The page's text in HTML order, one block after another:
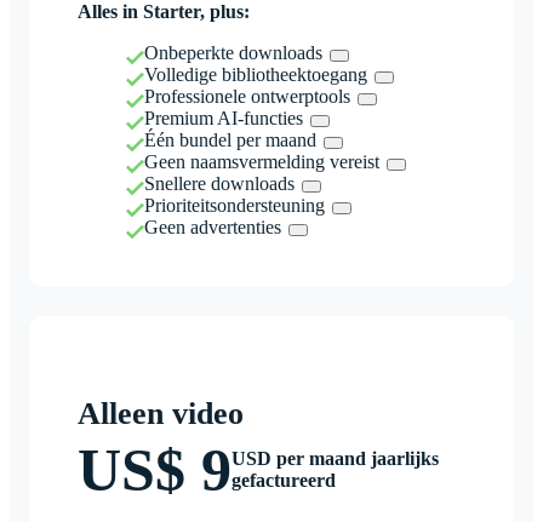
Alles in Starter, plus:
Onbeperkte downloads
Volledige bibliotheektoegang
Professionele ontwerptools
Premium AI-functies
Één bundel per maand
Geen naamsvermelding vereist
Snellere downloads
Prioriteitsondersteuning
Geen advertenties
Alleen video
US$ 9USD per maand jaarlijks
gefactureerd